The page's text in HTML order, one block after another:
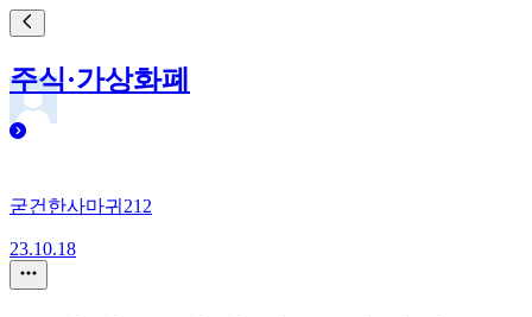
주식·가상화폐
굳건한사마귀212
23.10.18